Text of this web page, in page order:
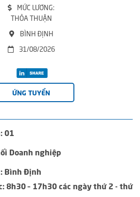
MỨC LƯƠNG:
THỎA THUẬN
BÌNH ĐỊNH
31/08/2026
ỨNG TUYỂN
01
Doanh nghiệp
Bình Định
8h30 – 17h30 các ngày thứ 2 - thứ